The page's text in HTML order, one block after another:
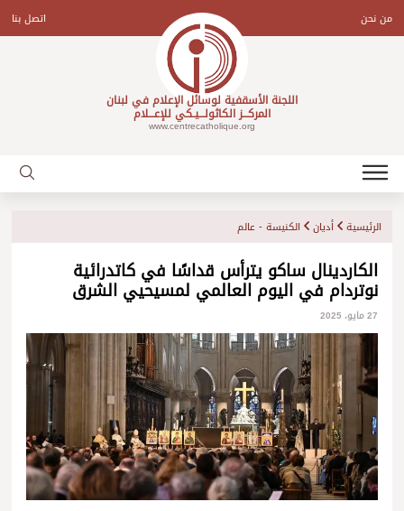
contentمن نحن اتصل بنا
اللجنة الأسقفية لوسائل الإعلام في لبنان
المركـــز الكاثولـــيـكي للإعـــلام
www.centrecatholique.org
الرئيسية أديان الكنيسة - عالم
الكاردينال ساكو يترأس قداسًا في كاتدرائية
نوتردام في اليوم العالمي لمسيحيي الشرق
27 مايو، 2025